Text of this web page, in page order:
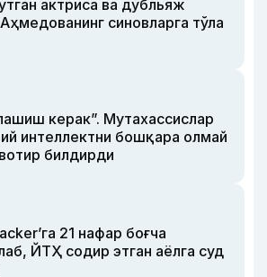
актриса ва дубльяж
синовларга тўла
керак”. Мутахассислар
интеллектни бошқара олмай
билдирди
21 нафар боғча
ЙТҲ содир этган аёлга суд